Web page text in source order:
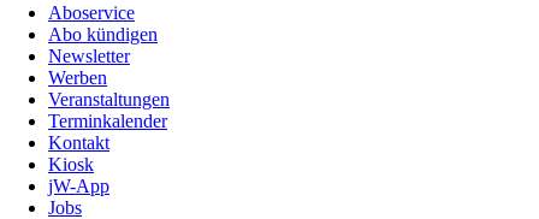
Aboservice
Abo kündigen
Newsletter
Werben
Veranstaltungen
Terminkalender
Kontakt
Kiosk
jW-App
Jobs